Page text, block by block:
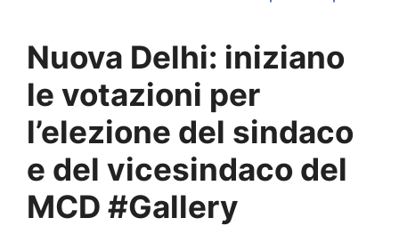
Nuova Delhi: iniziano
le votazioni per
l’elezione del sindaco
e del vicesindaco del
MCD #Gallery